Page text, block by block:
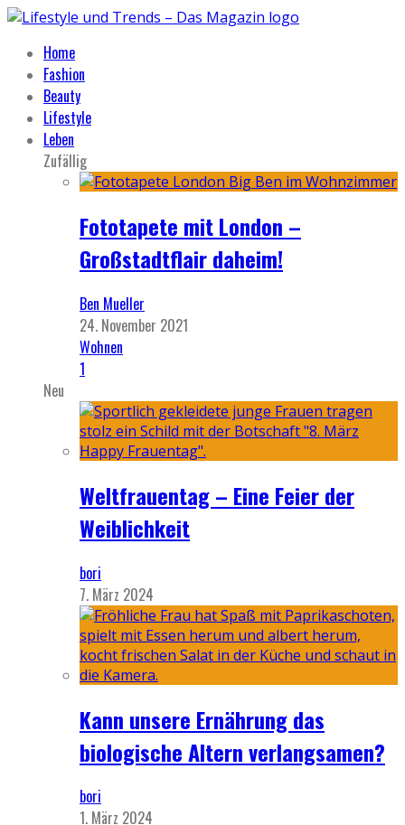
Home
Fashion
Beauty
Lifestyle
Leben
Zufällig
Fototapete mit London –
Großstadtflair daheim!
Ben Mueller
24. November 2021
Wohnen
1
Neu
Weltfrauentag – Eine Feier der
Weiblichkeit
bori
7. März 2024
Kann unsere Ernährung das
biologische Altern verlangsamen?
bori
1. März 2024